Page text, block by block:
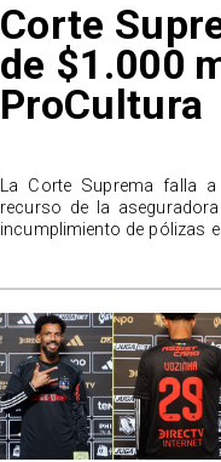
Corte
de $1.000
ProCultura
La Corte Suprema falla
recurso de la
incumplimiento de pólizas